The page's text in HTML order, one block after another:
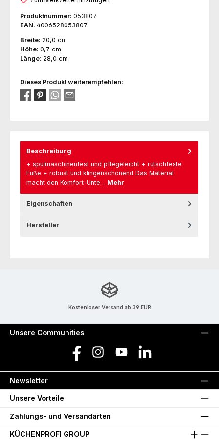
Produktnummer: 053807
EAN: 4006528053807
Breite: 20,0 cm
Höhe: 0,7 cm
Länge: 28,0 cm
Dieses Produkt weiterempfehlen:
Beschreibung
+ spülmaschinenfest und pflegeleicht + rutschfeste
Füße + robust und klingenschonend Das Material
macht den Komfort-Unte… Mehr
Eigenschaften
Hersteller
Kostenloser Versand ab 39 EUR
Unsere Communities
Facebook Instagram YouTube LinkedIn
Newsletter
Unsere Vorteile
Zahlungs- und Versandarten
KÜCHENPROFI GROUP